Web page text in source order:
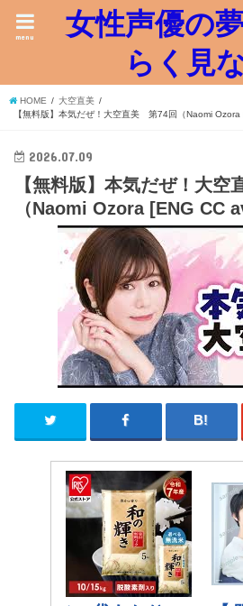
女性声優の
らく見
menu
HOME
大空直美
【無料版】本気だぜ！大空直美 第74回（Naomi Ozora
2026.07.09
【無料版】本気だぜ！大
（Naomi Ozora [ENG CC